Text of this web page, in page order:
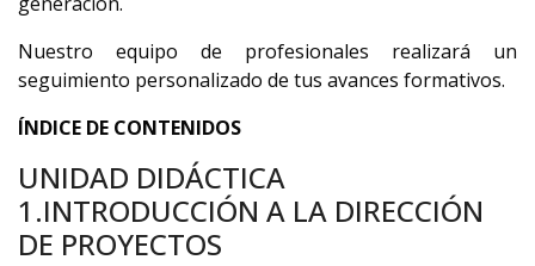
Nuestro equipo de profesionales realizará un
seguimiento personalizado de tus avances formativos.
ÍNDICE DE CONTENIDOS
UNIDAD DIDÁCTICA
1.INTRODUCCIÓN A LA DIRECCIÓN
DE PROYECTOS